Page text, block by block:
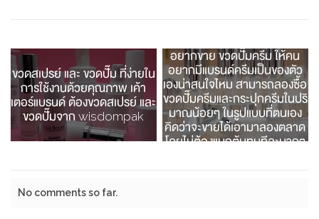
อยากขาย ขวดปั๊มครีม ให้คน
อยากมีแบรนด์ครีมเป็นของตัว
เองน่าสนใจไหม สามารถลองซื้อ
ขวดปั๊มครีมและกระปุกครีมในปริ
มาณน้อยๆ ในรูปแบบที่ตนเอง
คิดว่าจะขายได้เอามาลองตลาด
โดยไม่ต้องแบกต้นทุนทีละมากๆ
ขวดสเปรย์ และ ขวดปั๊ม ที่ง่ายใน
การใช้งานด้วยคุณภาพ เค้า
เตอร์แบรนด์ ต้องขวดสเปรย์ และ
ขวดปั๊มจาก wisdompak
No comments so far.